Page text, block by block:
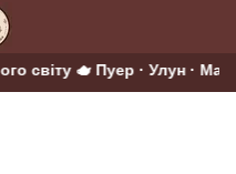
світу 🫖 Пуер · Улун ·